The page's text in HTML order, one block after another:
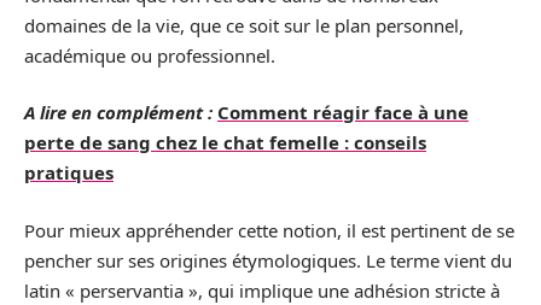
domaines de la vie, que ce soit sur le plan personnel,
académique ou professionnel.
A lire en complément : Comment réagir face à une
perte de sang chez le chat femelle : conseils
pratiques
Pour mieux appréhender cette notion, il est pertinent de se
pencher sur ses origines étymologiques. Le terme vient du
latin « perservantia », qui implique une adhésion stricte à